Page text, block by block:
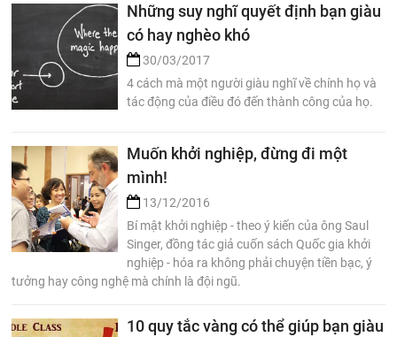
Những suy nghĩ quyết định bạn giàu
có hay nghèo khó
30/03/2017
4 cách mà một người giàu nghĩ về chính họ và
tác động của điều đó đến thành công của họ.
Muốn khởi nghiệp, đừng đi một
mình!
13/12/2016
Bí mật khởi nghiệp - theo ý kiến của ông Saul
Singer, đồng tác giả cuốn sách Quốc gia khởi
nghiệp - hóa ra không phải chuyện tiền bạc, ý
tưởng hay công nghệ mà chính là đội ngũ.
10 quy tắc vàng có thể giúp bạn giàu